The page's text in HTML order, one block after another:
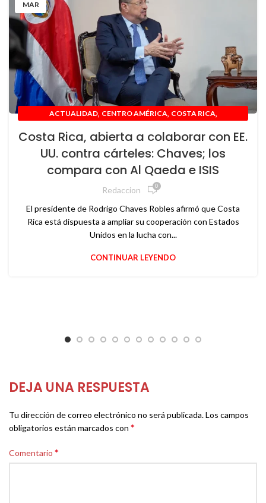
MAR
ACTUALIDAD, CENTRO AMÉRICA, COSTA RICA,
NOTICIAS,POLÍTICA,USA
Costa Rica, abierta a colaborar con EE.
UU. contra cárteles: Chaves; los
compara con Al Qaeda e ISIS
Redaccion 0
El presidente de Rodrigo Chaves Robles afirmó que Costa
Rica está dispuesta a ampliar su cooperación con Estados
Unidos en la lucha con...
CONTINUAR LEYENDO
DEJA UNA RESPUESTA
Tu dirección de correo electrónico no será publicada.Los campos
obligatorios están marcados con *
Comentario *